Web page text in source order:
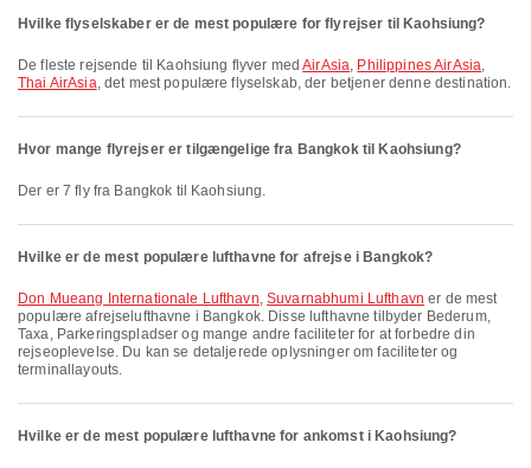
Hvilke flyselskaber er de mest populære for flyrejser til Kaohsiung?
De fleste rejsende til Kaohsiung flyver medAirAsia, Philippines AirAsia,
Thai AirAsia, det mest populære flyselskab, der betjener denne destination.
Hvor mange flyrejser er tilgængelige fra Bangkok til Kaohsiung?
Der er 7 fly fra Bangkok til Kaohsiung.
Hvilke er de mest populære lufthavne for afrejse i Bangkok?
Don Mueang Internationale Lufthavn,Suvarnabhumi Lufthavn er de mest
populære afrejselufthavne i Bangkok. Disse lufthavne tilbyder Bederum,
Taxa, Parkeringspladser og mange andre faciliteter for at forbedre din
rejseoplevelse. Du kan se detaljerede oplysninger om faciliteter og
terminallayouts.
Hvilke er de mest populære lufthavne for ankomst i Kaohsiung?